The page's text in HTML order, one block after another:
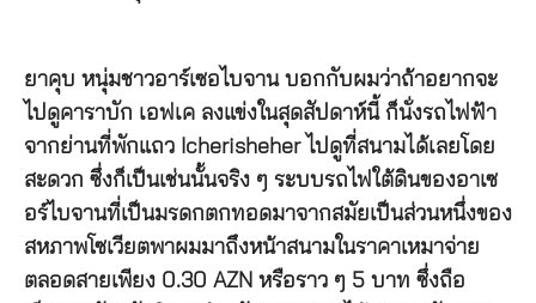
ยาคุบ หนุ่มชาวอาร์เซอไบจาน บอกกับผมว่าถ้าอยากจะ
ไปดูคาราบัก เอฟเค ลงแข่งในสุดสัปดาห์นี้ ก็นั่งรถไฟฟ้า
จากย่านที่พักแถว Icherisheher ไปดูที่สนามได้เลยโดย
สะดวก ซึ่งก็เป็นเช่นนั้นจริง ๆ ระบบรถไฟใต้ดินของอาเซ
อร์ไบจานที่เป็นมรดกตกทอดมาจากสมัยเป็นส่วนหนึ่งของ
สหภาพโซเวียตพาผมมาถึงหน้าสนามในราคาเหมาจ่าย
ตลอดสายเพียง 0.30 AZN หรือราว ๆ 5 บาท ซึ่งถือ